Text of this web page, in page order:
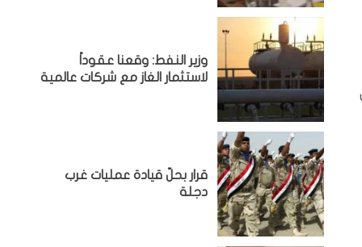
وزير النفط: وقعنا عقوداً
لاستثمار الغاز مع شركات عالمية
قرار بحلّ قيادة عمليات غرب
دجلة